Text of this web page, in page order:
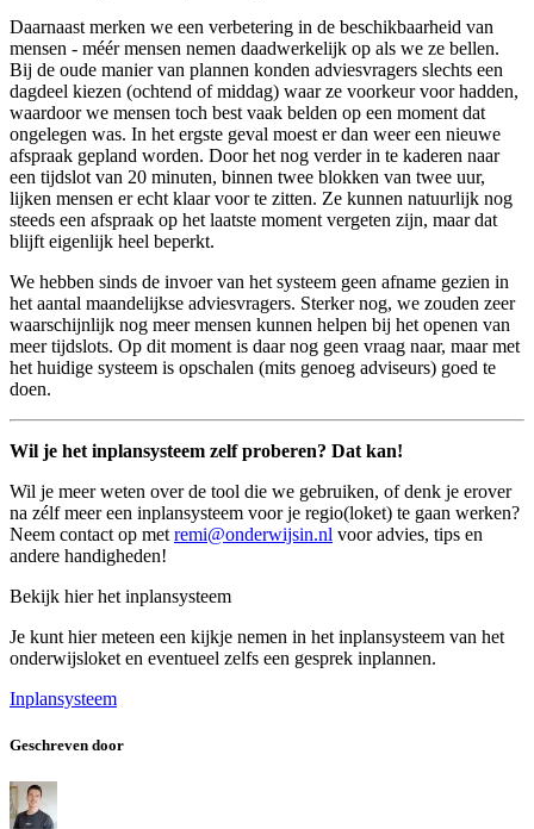
Daarnaast merken we een verbetering in de beschikbaarheid van
mensen - méér mensen nemen daadwerkelijk op als we ze bellen.
Bij de oude manier van plannen konden adviesvragers slechts een
dagdeel kiezen (ochtend of middag) waar ze voorkeur voor hadden,
waardoor we mensen toch best vaak belden op een moment dat
ongelegen was. In het ergste geval moest er dan weer een nieuwe
afspraak gepland worden. Door het nog verder in te kaderen naar
een tijdslot van 20 minuten, binnen twee blokken van twee uur,
lijken mensen er echt klaar voor te zitten. Ze kunnen natuurlijk nog
steeds een afspraak op het laatste moment vergeten zijn, maar dat
blijft eigenlijk heel beperkt.
We hebben sinds de invoer van het systeem geen afname gezien in
het aantal maandelijkse adviesvragers. Sterker nog, we zouden zeer
waarschijnlijk nog meer mensen kunnen helpen bij het openen van
meer tijdslots. Op dit moment is daar nog geen vraag naar, maar met
het huidige systeem is opschalen (mits genoeg adviseurs) goed te
doen.
Wil je het inplansysteem zelf proberen? Dat kan!
Wil je meer weten over de tool die we gebruiken, of denk je erover
na zélf meer een inplansysteem voor je regio(loket) te gaan werken?
Neem contact op met remi@onderwijsin.nl voor advies, tips en
andere handigheden!
Bekijk hier het inplansysteem
Je kunt hier meteen een kijkje nemen in het inplansysteem van het
onderwijsloket en eventueel zelfs een gesprek inplannen.
Inplansysteem
Geschreven door